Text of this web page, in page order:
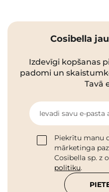
Cosibella
Izdevīgi kopšanas
padomi un
Tavā
Ievadi savu e-pasta
Piekrītu manu
mārketinga
Cosibella sp. z
politiku.